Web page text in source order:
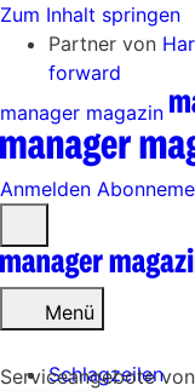
Zum Inhalt springen
Partner von
forward
manager magazin
Anmelden
öffnen
Menü
Schlagzeilen
Serviceangebote